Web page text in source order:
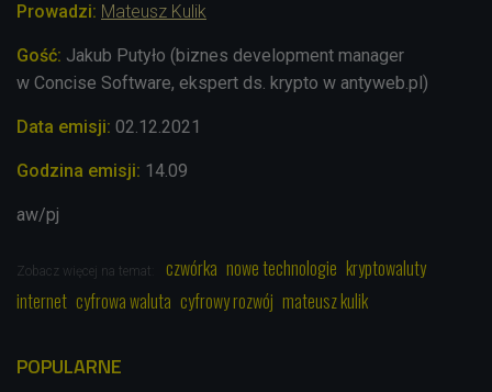
Prowadzi: Mateusz Kulik
Gość: Jakub Putyło (biznes development manager
w Concise Software, ekspert ds. krypto w antyweb.pl)
Data emisji: 02.12.2021
Godzina emisji: 14.09
aw/pj
Zobacz więcej na temat: czwórka nowe technologie kryptowaluty
internet cyfrowa waluta cyfrowy rozwój mateusz kulik
POPULARNE